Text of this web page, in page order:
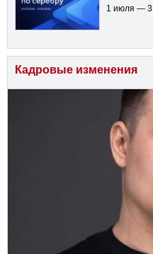
1 июля —
Кадровые изменения